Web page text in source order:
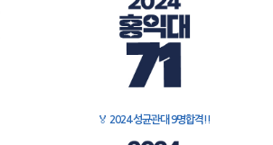
🏅 2024 성균관대 9명합격!!